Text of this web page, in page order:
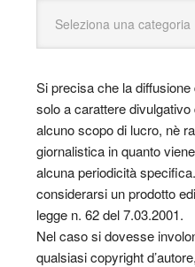
Si precisa che la
solo a carattere
alcuno scopo di lucro, nè
giornalistica in quanto
alcuna periodicità
considerarsi un prodotto
legge n. 62 del 7.03.2001.
Nel caso si dovesse
qualsiasi copyright